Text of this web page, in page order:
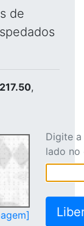
de
,
Digite
lado no